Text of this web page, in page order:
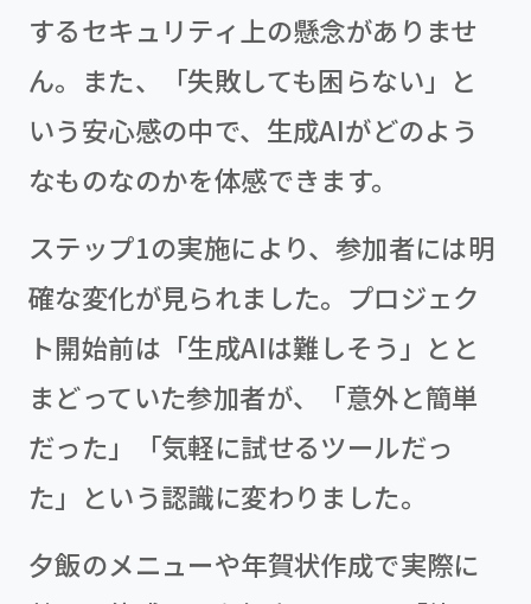
するセキュリティ上の懸念がありませ
ん。また、「失敗しても困らない」と
いう安心感の中で、生成AIがどのよう
なものなのかを体感できます。
ステップ1の実施により、参加者には明
確な変化が見られました。プロジェク
ト開始前は「生成AIは難しそう」とと
まどっていた参加者が、「意外と簡単
だった」「気軽に試せるツールだっ
た」という認識に変わりました。
夕飯のメニューや年賀状作成で実際に